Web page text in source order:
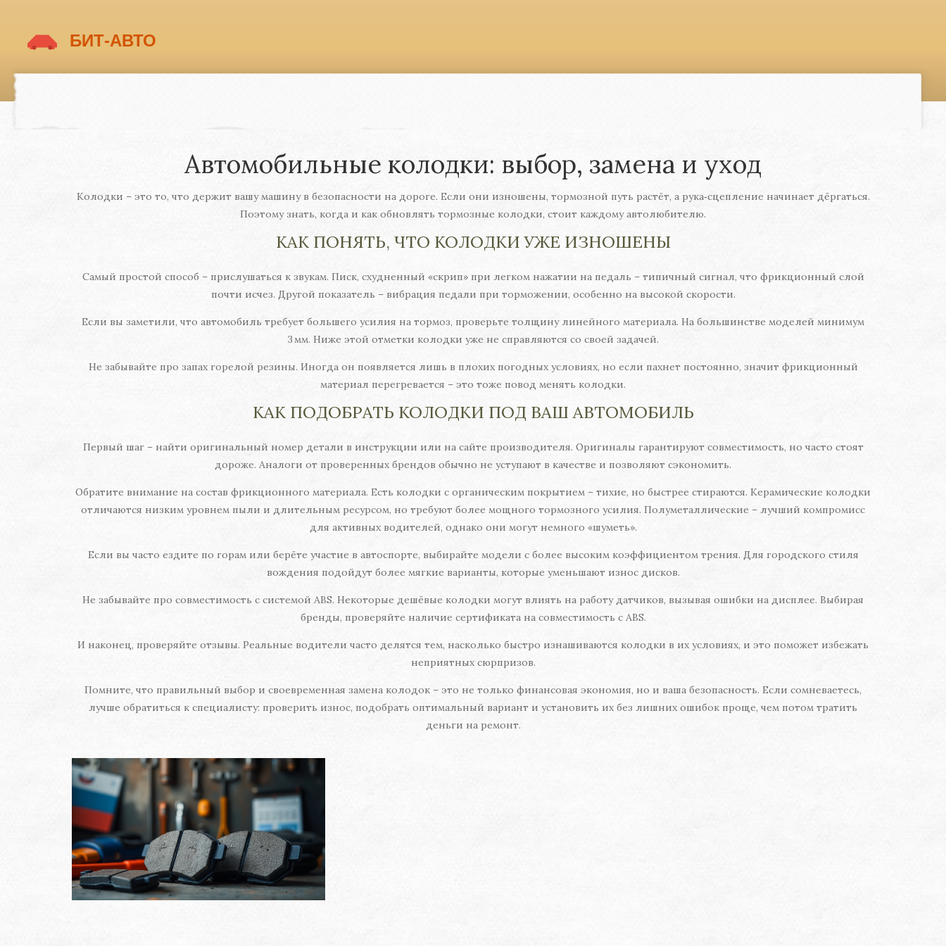
Автомобильные колодки: выбор, замена и уход
Колодки – это то, что держит вашу машину в безопасности на дороге. Если они изношены, тормозной путь растёт, а рука‑сцепление начинает дёргаться.
Поэтому знать, когда и как обновлять тормозные колодки, стоит каждому автолюбителю.
КАК ПОНЯТЬ, ЧТО КОЛОДКИ УЖЕ ИЗНОШЕНЫ
Самый простой способ – прислушаться к звукам. Писк, схудненный «скрип» при легком нажатии на педаль – типичный сигнал, что фрикционный слой
почти исчез. Другой показатель – вибрация педали при торможении, особенно на высокой скорости.
Если вы заметили, что автомобиль требует большего усилия на тормоз, проверьте толщину линейного материала. На большинстве моделей минимум
3 мм. Ниже этой отметки колодки уже не справляются со своей задачей.
Не забывайте про запах горелой резины. Иногда он появляется лишь в плохих погодных условиях, но если пахнет постоянно, значит фрикционный
материал перегревается – это тоже повод менять колодки.
КАК ПОДОБРАТЬ КОЛОДКИ ПОД ВАШ АВТОМОБИЛЬ
Первый шаг – найти оригинальный номер детали в инструкции или на сайте производителя. Оригиналы гарантируют совместимость, но часто стоят
дороже. Аналоги от проверенных брендов обычно не уступают в качестве и позволяют сэкономить.
Обратите внимание на состав фрикционного материала. Есть колодки с органическим покрытием – тихие, но быстрее стираются. Керамические колодки
отличаются низким уровнем пыли и длительным ресурсом, но требуют более мощного тормозного усилия. Полуметаллические – лучший компромисс
для активных водителей, однако они могут немного «шуметь».
Если вы часто ездите по горам или берёте участие в автоспорте, выбирайте модели с более высоким коэффициентом трения. Для городского стиля
вождения подойдут более мягкие варианты, которые уменьшают износ дисков.
Не забывайте про совместимость с системой ABS. Некоторые дешёвые колодки могут влиять на работу датчиков, вызывая ошибки на дисплее. Выбирая
бренды, проверяйте наличие сертификата на совместимость с ABS.
И наконец, проверяйте отзывы. Реальные водители часто делятся тем, насколько быстро изнашиваются колодки в их условиях, и это поможет избежать
неприятных сюрпризов.
Помните, что правильный выбор и своевременная замена колодок – это не только финансовая экономия, но и ваша безопасность. Если сомневаетесь,
лучше обратиться к специалисту: проверить износ, подобрать оптимальный вариант и установить их без лишних ошибок проще, чем потом тратить
деньги на ремонт.